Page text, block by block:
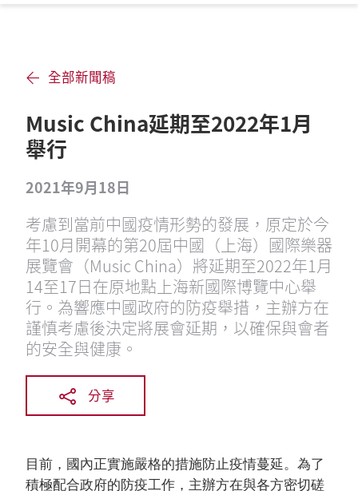
全部新聞稿
Music China延期至2022年1月
舉行
2021年9月18日
考慮到當前中國疫情形勢的發展，原定於今
年10月開幕的第20屆中國（上海）國際樂器
展覽會（Music China）將延期至2022年1月
14至17日在原地點上海新國際博覽中心舉
行。為響應中國政府的防疫舉措，主辦方在
謹慎考慮後決定將展會延期，以確保與會者
的安全與健康。
分享
目前，國內正實施嚴格的措施防止疫情蔓延。為了
積極配合政府的防疫工作，主辦方在與各方密切磋